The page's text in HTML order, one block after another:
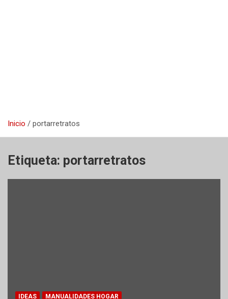
Inicio portarretratos
Etiqueta: portarretratos
IDEAS MANUALIDADES HOGAR